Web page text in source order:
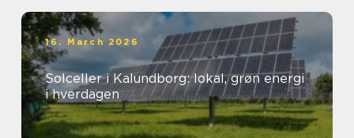
16. March 2026
Solceller i Kalundborg: lokal, grøn energi
i hverdagen